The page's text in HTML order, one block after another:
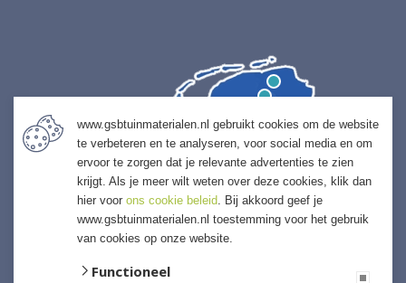
www.gsbtuinmaterialen.nl gebruikt cookies om de website
te verbeteren en te analyseren, voor social media en om
ervoor te zorgen dat je relevante advertenties te zien
krijgt. Als je meer wilt weten over deze cookies, klik dan
hier voor ons cookie beleid. Bij akkoord geef je
www.gsbtuinmaterialen.nl toestemming voor het gebruik
van cookies op onze website.
Functioneel